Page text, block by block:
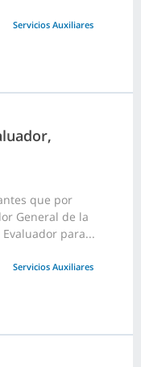
Servicios Auxiliares
que por
General de la
para...
Servicios Auxiliares